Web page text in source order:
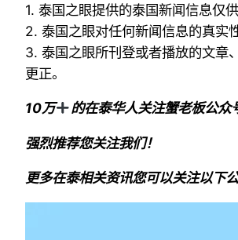
1. 泰国之眼提供的泰国新闻信息仅
2. 泰国之眼对任何新闻信息的真实
3. 泰国之眼所刊登或者播放的文章
更正。
10万 的在泰华人关注蟹老板公众
强烈推荐您关注我们！
更多在泰相关资讯您可以关注以下公